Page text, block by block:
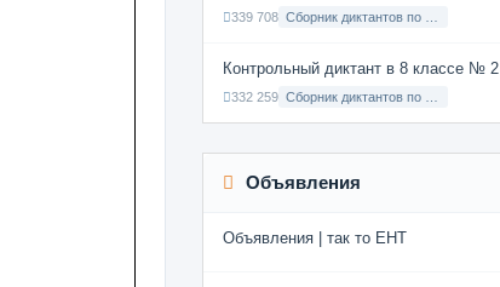
339 708
Контрольный диктант в 8 классе № 2
332 259
Объявления
Объявления | так то ЕНТ